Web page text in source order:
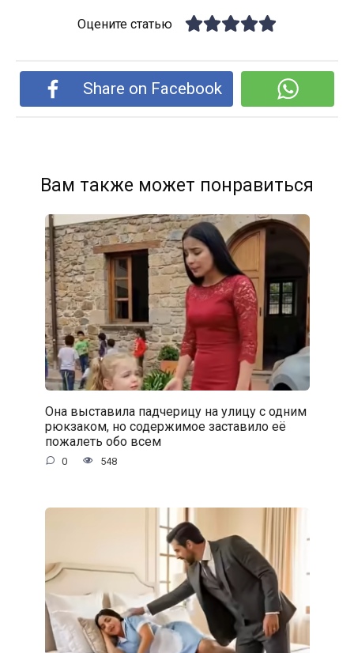
Оцените статью
Share on Facebook
Вам также может понравиться
Она выставила падчерицу на улицу с одним
рюкзаком, но содержимое заставило её
пожалеть обо всем
0 548